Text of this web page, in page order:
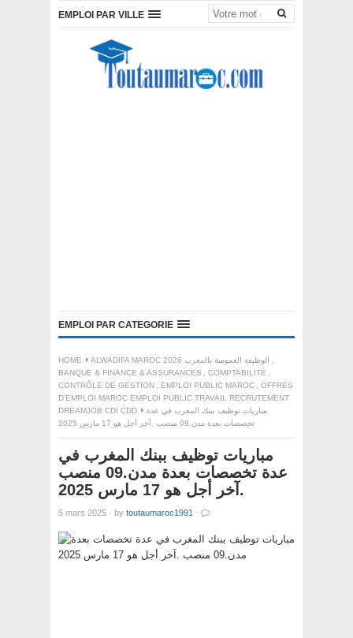
EMPLOI PAR VILLE
EMPLOI PAR CATEGORIE
HOME ALWADIFA MAROC 2026 الوظيفة العمومية بالمغرب
,
BANQUE & FINANCE & ASSURANCES , COMPTABILITÉ ,
CONTRÔLE DE GESTION , EMPLOI PUBLIC MAROC , OFFRES
D'EMPLOI MAROC EMPLOI PUBLIC TRAVAIL RECRUTEMENT
DREAMJOB CDI CDD
مباريات توظيف ببنك المغرب في عدة
تخصصات بعدة مدن.09 منصب .آخر أجل هو 17 مارس 2025
مباريات توظيف ببنك المغرب في
عدة تخصصات بعدة مدن.09 منصب
.آخر أجل هو 17 مارس 2025
5 mars 2025 · by toutaumaroc1991 ·